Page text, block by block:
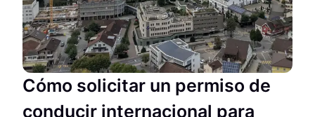
Cómo solicitar un permiso de
conducir internacional para